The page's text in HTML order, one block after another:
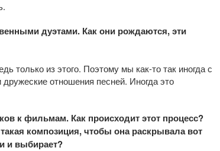
дуэтами. Как они рождаются, эти
только из этого. Поэтому мы как-то так иногда с
отношения песней. Иногда это
к фильмам. Как происходит этот процесс?
композиция, чтобы она раскрывала вот
и выбирает?